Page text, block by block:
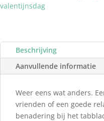
valentijnsdag
Beschrijving
Aanvullende informatie
Weer eens wat anders.
vrienden of een goede
benadering bij het